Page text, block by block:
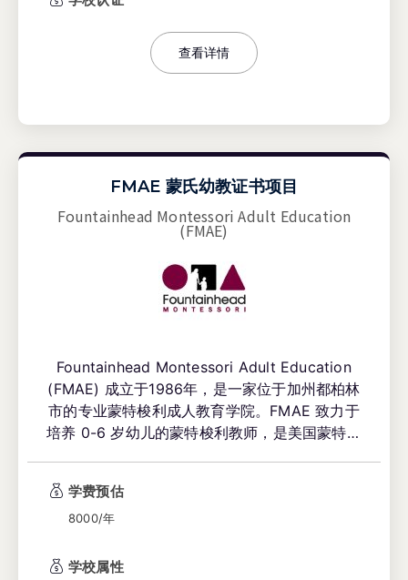
查看详情
FMAE 蒙氏幼教证书项目
Fountainhead Montessori Adult Education
(FMAE)
Fountainhead Montessori Adult Education
(FMAE) 成立于1986年，是一家位于加州都柏林
市的专业蒙特梭利成人教育学院。FMAE 致力于
培养 0-6 岁幼儿的蒙特梭利教师，是美国蒙特梭
以其实践导向的教学模式和深厚的行业背景，为
全球教育工作者提供高含金量的职业资格认证。
学费预估
8000/年
学校属性